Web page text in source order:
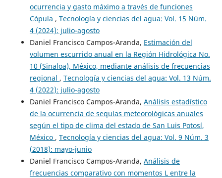
ocurrencia y gasto máximo a través de funciones
Cópula , Tecnología y ciencias del agua: Vol. 15 Núm.
4 (2024): julio-agosto
Daniel Francisco Campos-Aranda, Estimación del
volumen escurrido anual en la Región Hidrológica No.
10 (Sinaloa), México, mediante análisis de frecuencias
regional , Tecnología y ciencias del agua: Vol. 13 Núm.
4 (2022): julio-agosto
Daniel Francisco Campos-Aranda, Análisis estadístico
de la ocurrencia de sequías meteorológicas anuales
según el tipo de clima del estado de San Luis Potosí,
México , Tecnología y ciencias del agua: Vol. 9 Núm. 3
(2018): mayo-junio
Daniel Francisco Campos-Aranda, Análisis de
frecuencias comparativo con momentos L entre la